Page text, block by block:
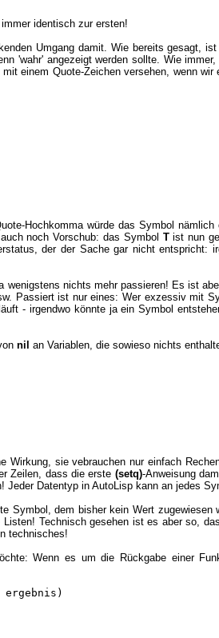
identisch zur ersten!
Umgang damit. Wie bereits gesagt,
'wahr' angezeigt werden sollte. Wie
einem Quote-Zeichen versehen, wenn
Hochkomma würde das Symbol
noch Vorschub: das Symbol Tist nun
der der Sache gar nicht entspricht:
nichts mehr passieren! Es ist
Passiert ist nur eines: Wer exzessiv mit
- irgendwo könnte ja ein Symbol
nil an Variablen, die sowieso nichts
Wirkung, sie vebrauchen nur einfach
Zeilen, dass die erste (setq)-Anweisung
Datentyp in AutoLisp kann an jedes
Symbol, dem bisher kein Wert zugewiesen
Technisch gesehen ist es aber so,
technisches!
Wenn es um die Rückgabe einer